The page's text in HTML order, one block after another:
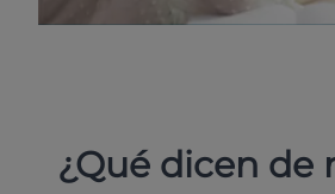
¿Qué dicen de